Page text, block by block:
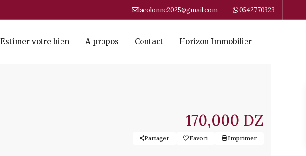
lacolonne2025@gmail.com 0542770323
Estimer votre bien A propos Contact Horizon Immobilier
170,000 DZ
Partager Favori Imprimer